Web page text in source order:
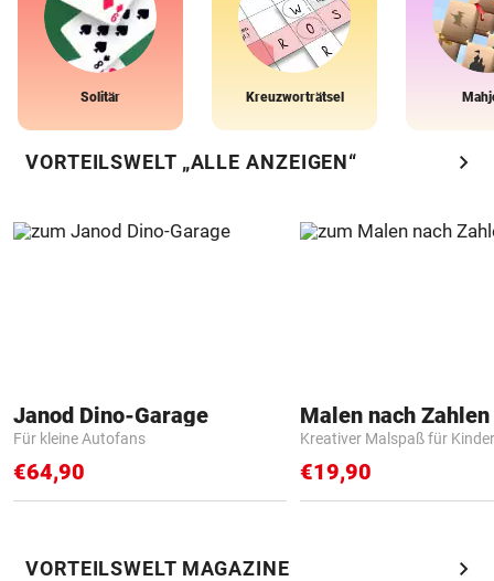
Solitär Kreuzworträtsel
VORTEILSWELT „ALLE ANZEIGEN“ chevron_right
Janod Dino-Garage
Für kleine Autofans
€64,90
Kreativer Malspaß für Kinder
€19,90
VORTEILSWELT MAGAZINE chevron_right